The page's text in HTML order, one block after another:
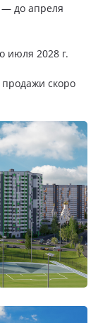
— до апреля
июля 2028 г.
скоро